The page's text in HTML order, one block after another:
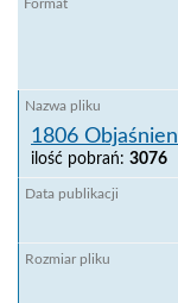
1806
ilość pobrań: 3076